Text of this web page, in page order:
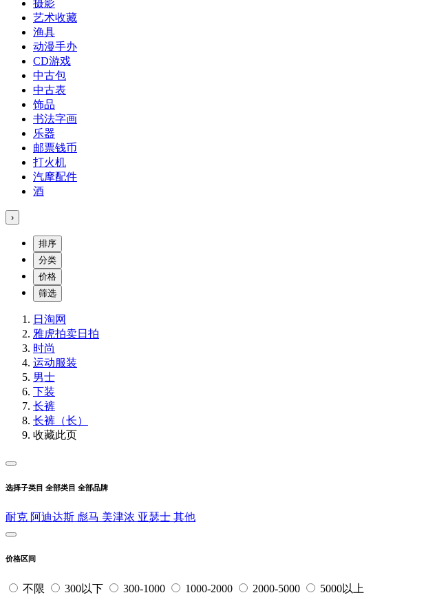
摄影
艺术收藏
渔具
动漫手办
CD游戏
中古包
中古表
饰品
书法字画
乐器
邮票钱币
打火机
汽摩配件
酒
›
排序
分类
价格
筛选
日淘网
雅虎拍卖日拍
时尚
运动服装
男士
下装
长裤
长裤（长）
收藏此页
选择子类目 全部类目 全部品牌
耐克 阿迪达斯 彪马 美津浓 亚瑟士 其他
价格区间
不限 300以下 300-1000 1000-2000 2000-5000 5000以上